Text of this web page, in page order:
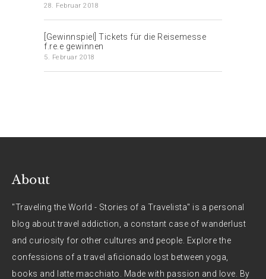
28. Februar 2018
[Gewinnspiel] Tickets für die Reisemesse
f.re.e gewinnen
5. Februar 2018
About
"Traveling the World - Stories of a Travelista" is a personal
blog about travel addiction, a constant case of wanderlust
and curiosity for other cultures and people. Explore the
confessions of a travel aficionado lost between yoga,
books and latte macchiato. Made with passion and love. By